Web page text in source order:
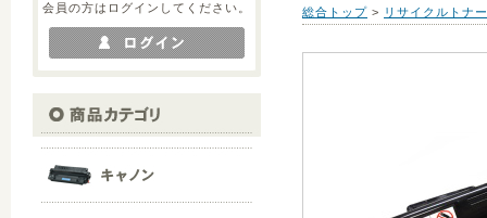
会員の方はログインしてください。
総合トップ > リサイクルトナ